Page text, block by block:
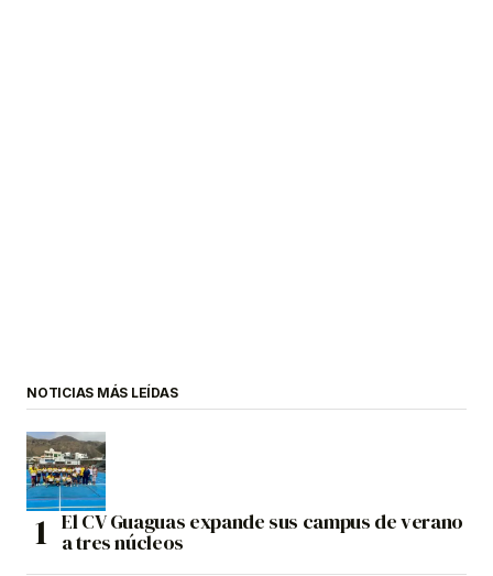
NOTICIAS MÁS LEÍDAS
El CV Guaguas expande sus campus de verano
a tres núcleos